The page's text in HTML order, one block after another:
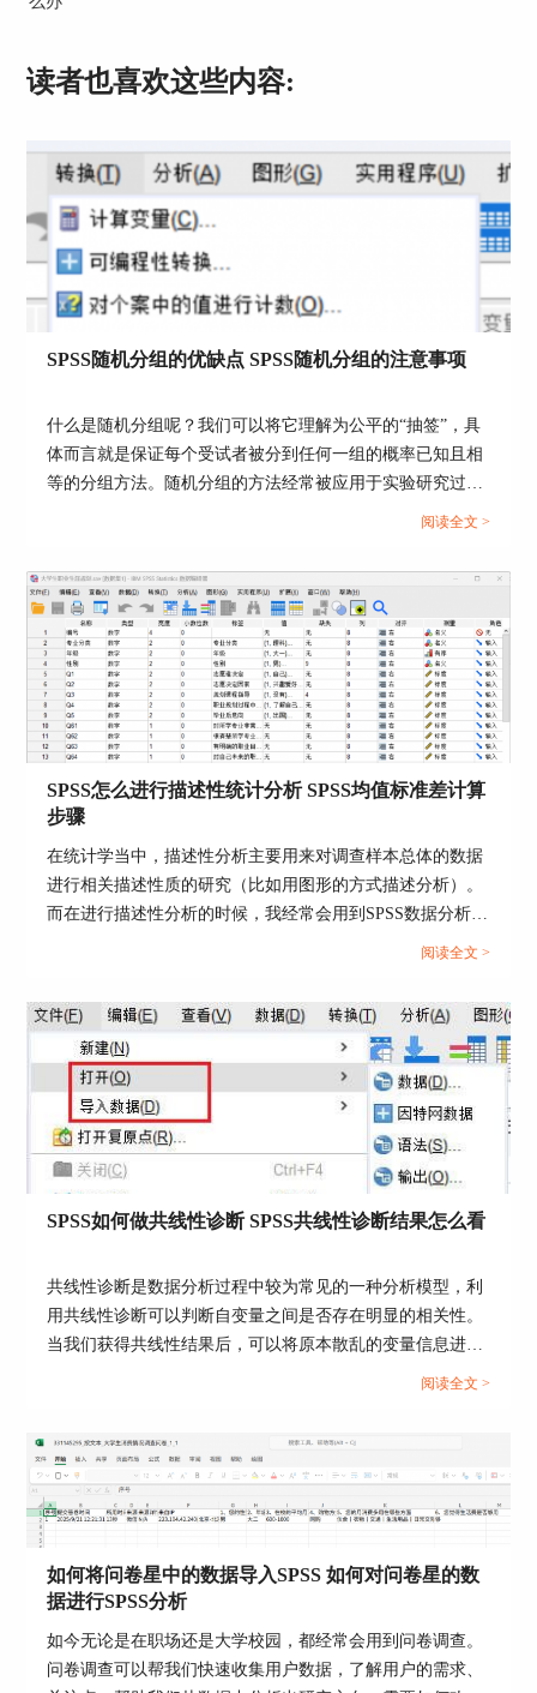
3、接下来进入因子分析的描述窗口，选择统计模
块的【初始解】选项，再将相关性矩阵模块的系
数、KMO和巴特利特球形度检验两个功能按键勾
选，这样做是为了首先确认案例数据是否适合进行
因子分析，如果KMO检验的相关数值过低，则不
满足进行探索性分析的前提条件。
图3：SPSS描述窗口的按键选择
4、然后我们把因子提取的方法设置为主成分，依
然是进行相关性矩阵的分析，并且使统计表格显示
未旋转因子解和碎石图。碎石图是根据特征值降序
排序绘制的坡线图，检验标准是选取坡线突然大幅
度起伏的因素。
图4：设置特征值
除了想要判断多个问卷题项可以归纳为几个共同维
度，研究者需要熟知探索性分析的结论包含KMO
阵划分维度这些方面的数值情况，并且按照上述排
析。
1、按照上述步骤，我们得到南部地区青年教师部
分调查数据的KMO检验结果，取样适切性量数为
0.775，显著性数值小于0.05，表示案例数据可以进
行因子分析，后续的因子分析结果具有一定的可靠
性和准确性。
读者也喜欢这些内容:
SPSS随机分组的优缺点 SPSS随机分组的注意事项
什么是随机分组呢？我们可以将它理解为公平的“抽签”，具
体而言就是保证每个受试者被分到任何一组的概率已知且相
等的分组方法。随机分组的方法经常被应用于实验研究过程
中，尤其是临床试验中，在临床试验中，受试者将会完全凭
组，而不根据研究对象的年龄、病情或其他任何因素。本文
中我们就介绍一下关于SPSS随机分组的优缺点，SPSS随机
分组的注意事项的相关内容。...
阅读全文 >
SPSS怎么进行描述性统计分析 SPSS均值标准差计算
步骤
在统计学当中，描述性分析主要用来对调查样本总体的数据
进行相关描述性质的研究（比如用图形的方式描述分析）。
而在进行描述性分析的时候，我经常会用到SPSS数据分析软
件，这款软件给我提供了许多数据分析的帮助。接下来给大
算步骤的具体内容。...
阅读全文 >
SPSS如何做共线性诊断 SPSS共线性诊断结果怎么看
共线性诊断是数据分析过程中较为常见的一种分析模型，利
用共线性诊断可以判断自变量之间是否存在明显的相关性。
当我们获得共线性结果后，可以将原本散乱的变量信息进行
分类，这样就更方便我们后续去查找这些数据了。今天我就
容。...
阅读全文 >
如何将问卷星中的数据导入SPSS 如何对问卷星的数
据进行SPSS分析
如今无论是在职场还是大学校园，都经常会用到问卷调查。
问卷调查可以帮我们快速收集用户数据，了解用户的需求、